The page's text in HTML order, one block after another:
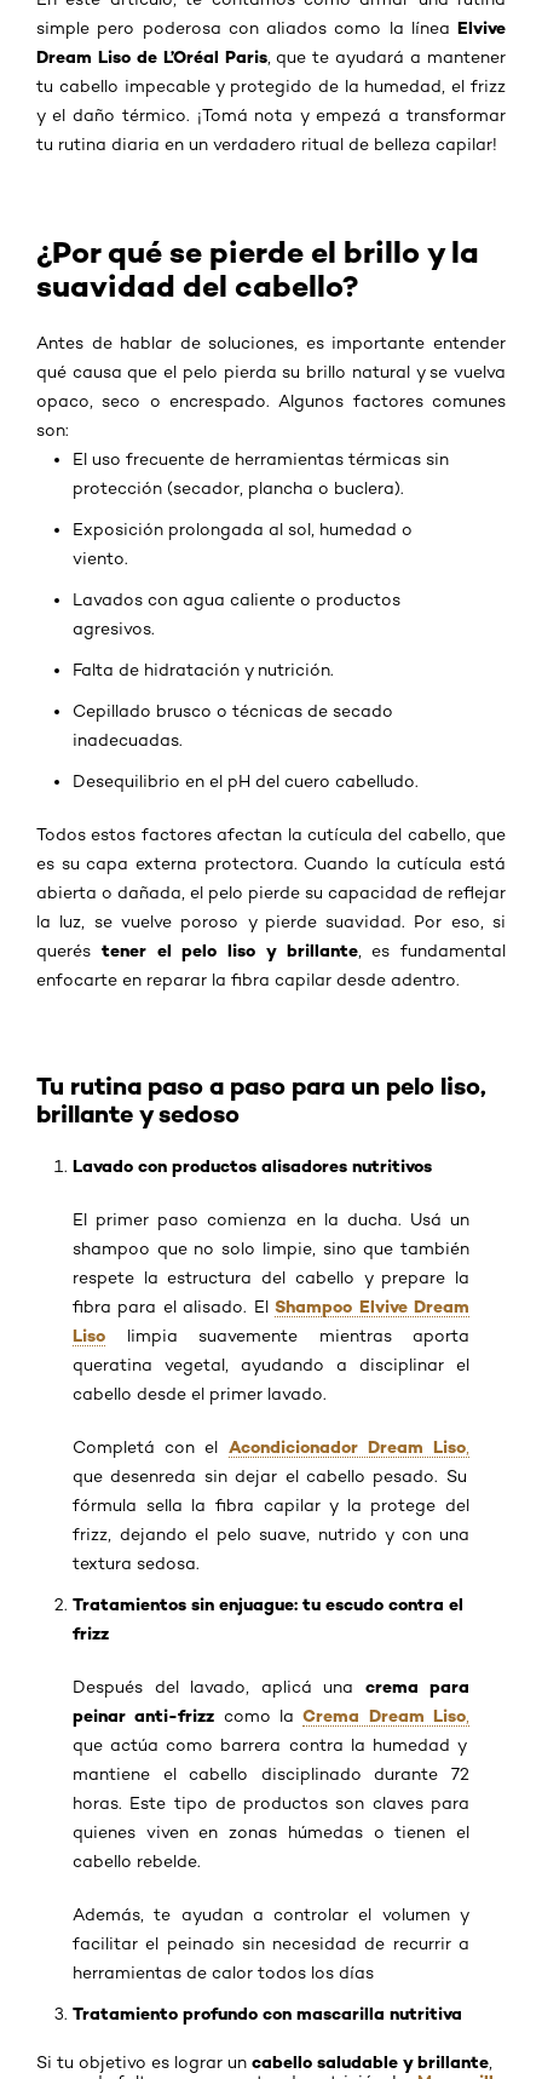
simple pero poderosa con aliados como la línea Elvive
Dream Liso de L’Oréal Paris, que te ayudará a mantener
tu cabello impecable y protegido de la humedad, el frizz
y el daño térmico. ¡Tomá nota y empezá a transformar
tu rutina diaria en un verdadero ritual de belleza capilar!
¿Por qué se pierde el brillo y la
suavidad del cabello?
Antes de hablar de soluciones, es importante entender
qué causa que el pelo pierda su brillo natural y se vuelva
opaco, seco o encrespado. Algunos factores comunes
son:
El uso frecuente de herramientas térmicas sin
protección (secador, plancha o buclera).
Exposición prolongada al sol, humedad o
viento.
Lavados con agua caliente o productos
agresivos.
Falta de hidratación y nutrición.
Cepillado brusco o técnicas de secado
inadecuadas.
Desequilibrio en el pH del cuero cabelludo.
Todos estos factores afectan la cutícula del cabello, que
es su capa externa protectora. Cuando la cutícula está
abierta o dañada, el pelo pierde su capacidad de reflejar
la luz, se vuelve poroso y pierde suavidad. Por eso, si
querés tener el pelo liso y brillante, es fundamental
enfocarte en reparar la fibra capilar desde adentro.
Tu rutina paso a paso para un pelo liso,
brillante y sedoso
Lavado con productos alisadores nutritivos
El primer paso comienza en la ducha. Usá un
shampoo que no solo limpie, sino que también
respete la estructura del cabello y prepare la
fibra para el alisado. ElShampoo Elvive Dream
Liso limpia suavemente mientras aporta
queratina vegetal, ayudando a disciplinar el
cabello desde el primer lavado.
Completá con el Acondicionador Dream Liso
que desenreda sin dejar el cabello pesado. Su
fórmula sella la fibra capilar y la protege del
frizz, dejando el pelo suave, nutrido y con una
textura sedosa.
Tratamientos sin enjuague: tu escudo contra el
frizz
Después del lavado, aplicá una crema para
peinar anti-frizz como laCrema Dream Liso
que actúa como barrera contra la humedad y
mantiene el cabello disciplinado durante 72
horas. Este tipo de productos son claves para
quienes viven en zonas húmedas o tienen el
cabello rebelde.
Además, te ayudan a controlar el volumen y
facilitar el peinado sin necesidad de recurrir a
herramientas de calor todos los días
Tratamiento profundo con mascarilla nutritiva
Si tu objetivo es lograr un cabello saludable y brillante